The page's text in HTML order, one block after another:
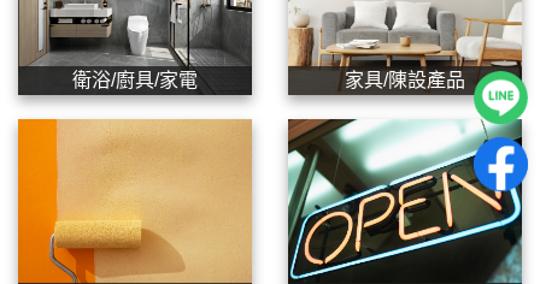
衛浴/廚具/家電 家具/陳設產品